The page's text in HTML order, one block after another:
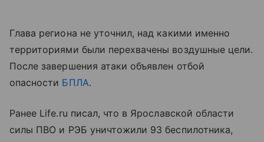
Глава региона не уточнил, над какими именно
территориями были перехвачены воздушные цели.
После завершения атаки объявлен отбой
опасности БПЛА.
Ранее Life.ru писал, что в Ярославской области
силы ПВО и РЭБ уничтожили 93 беспилотника,